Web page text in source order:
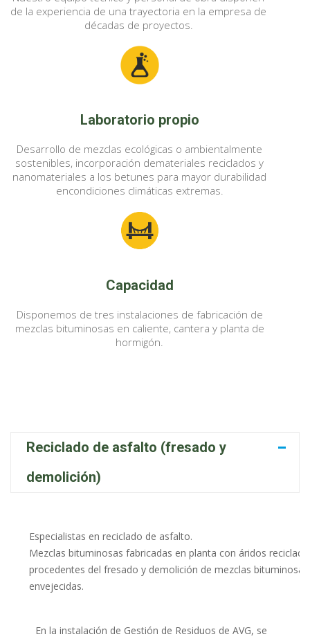
de la experiencia de una trayectoria en la empresa de
décadas de proyectos.
Laboratorio propio
Desarrollo de mezclas ecológicas o ambientalmente
sostenibles, incorporación demateriales reciclados y
nanomateriales a los betunes para mayor durabilidad
encondiciones climáticas extremas.
Capacidad
Disponemos de tres instalaciones de fabricación de
mezclas bituminosas en caliente, cantera y planta de
hormigón.
Reciclado de asfalto (fresado y
demolición)
Especialistas en reciclado de asfalto.
Mezclas bituminosas fabricadas en planta con áridos
procedentes del fresado y demolición de mezclas bituminosas
envejecidas.
En la instalación de Gestión de Residuos de AVG, se